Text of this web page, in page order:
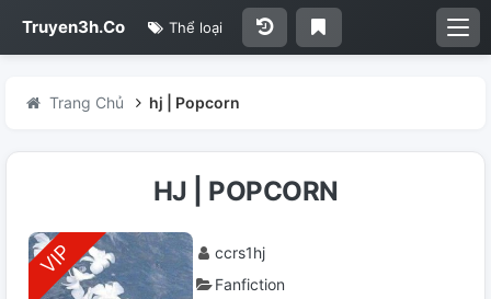
Truyen3h.Co Thể loại
Trang Chủ hj | Popcorn
HJ | POPCORN
ccrs1hj
Fanfiction